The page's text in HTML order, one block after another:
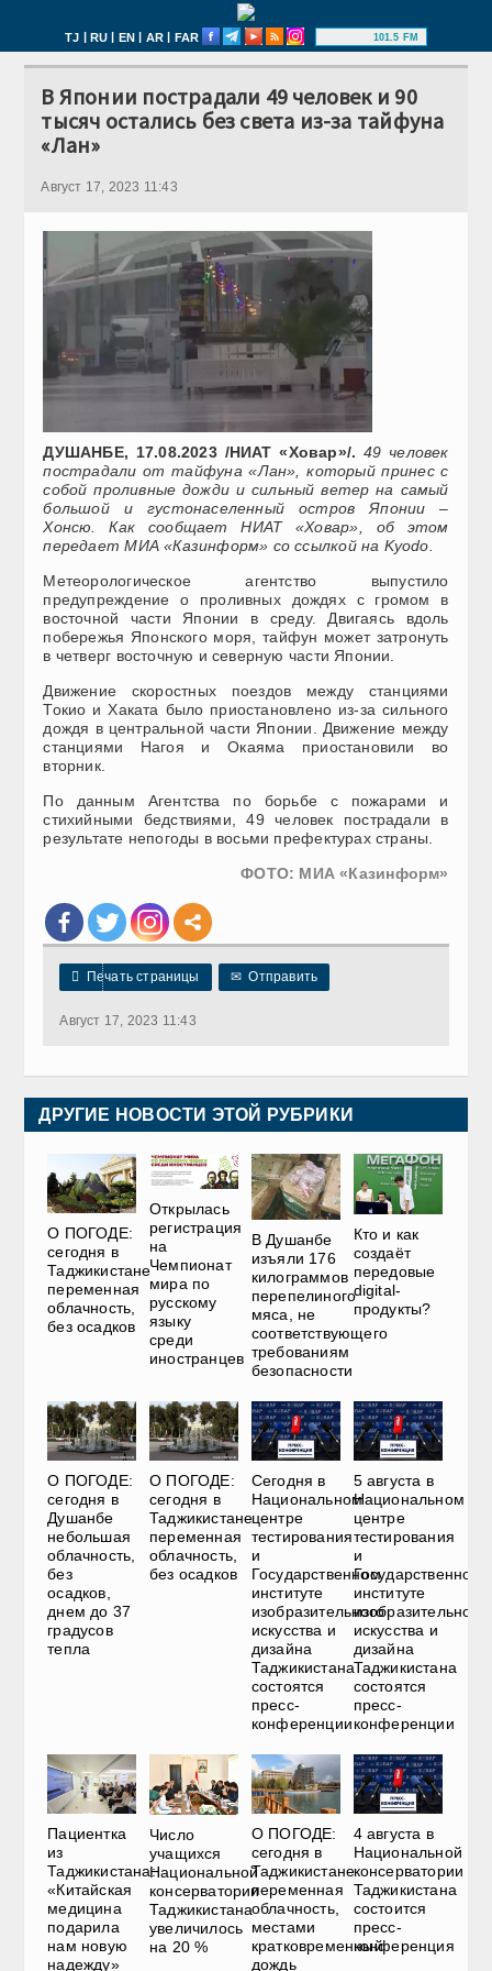
TJ | RU | EN | AR | FAR 101.5 FM
В Японии пострадали 49 человек и 90
тысяч остались без света из-за тайфуна
«Лан»
Август 17, 2023 11:43
ДУШАНБЕ, 17.08.2023 /НИАТ «Ховар»/. 49 человек
пострадали от тайфуна «Лан», который принес с
собой проливные дожди и сильный ветер на самый
большой и густонаселенный остров Японии –
Хонсю. Как сообщает НИАТ «Ховар», об этом
передает МИА «Казинформ» со ссылкой на Kyodo.
Метеорологическое агентство выпустило
предупреждение о проливных дождях с громом в
восточной части Японии в среду. Двигаясь вдоль
побережья Японского моря, тайфун может затронуть
в четверг восточную и северную части Японии.
Движение скоростных поездов между станциями
Токио и Хаката было приостановлено из-за сильного
дождя в центральной части Японии. Движение между
станциями Нагоя и Окаяма приостановили во
вторник.
По данным Агентства по борьбе с пожарами и
стихийными бедствиями, 49 человек пострадали в
результате непогоды в восьми префектурах страны.
ФОТО: МИА «Казинформ»
 Печать страницы ✉ Отправить
Август 17, 2023 11:43
ДРУГИЕ НОВОСТИ ЭТОЙ РУБРИКИ
О ПОГОДЕ:
сегодня в
Таджикистане
переменная
облачность,
без осадков
Открылась
регистрация
на
Чемпионат
мира по
русскому
языку
среди
иностранцев
В Душанбе
изъяли 176
килограммов
перепелиного
мяса, не
соответствующего
требованиям
безопасности
Кто и как
создаёт
передовые
digital-
продукты?
О ПОГОДЕ:
сегодня в
Душанбе
небольшая
облачность,
без
осадков,
днем до 37
градусов
тепла
О ПОГОДЕ:
сегодня в
Таджикистане
переменная
облачность,
без осадков
Сегодня в
Национальном
центре
тестирования
и
Государственном
институте
изобразительного
искусства и
дизайна
Таджикистана
состоятся
пресс-
конференции
5 августа в
Национальном
центре
тестирования
и
Государственном
институте
изобразительного
искусства и
дизайна
Таджикистана
состоятся
пресс-
конференции
Пациентка
из
Таджикистана:
«Китайская
медицина
подарила
нам новую
надежду»
Число
учащихся
Национальной
консерватории
Таджикистана
увеличилось
на 20 %
О ПОГОДЕ:
сегодня в
Таджикистане
переменная
облачность,
местами
кратковременный
дождь
4 августа в
Национальной
консерватории
Таджикистана
состоится
пресс-
конференция